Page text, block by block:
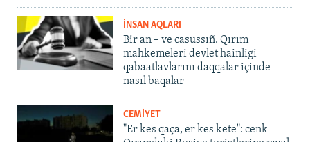
İNSAN AQLARI
Bir an – ve casussıñ. Qırım
mahkemeleri devlet hainligi
qabaatlavlarını daqqalar içinde
nasıl baqalar
CEMİYET
"Er kes qaça, er kes kete": cenk